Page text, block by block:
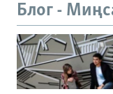
Блог -